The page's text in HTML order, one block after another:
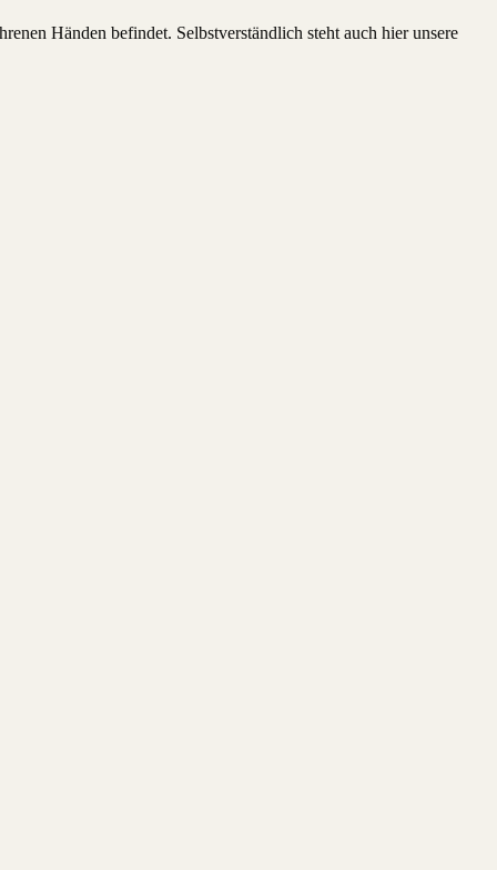
Händen befindet. Selbstverständlich steht auch hier unsere